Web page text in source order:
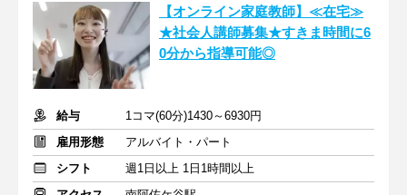
【オンライン家庭教師】≪在宅≫
★社会人講師募集★すきま時間に6
0分から指導可能◎
給与
1コマ(60分)1430～6930円
雇用形態
アルバイト・パート
シフト
週1日以上 1日1時間以上